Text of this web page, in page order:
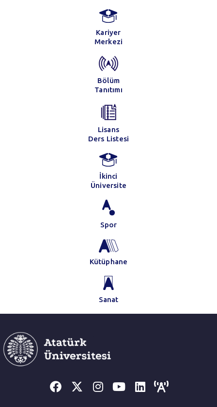
Kariyer
Merkezi
Bölüm
Tanıtımı
Lisans
Ders Listesi
İkinci
Üniversite
Spor
Kütüphane
Sanat